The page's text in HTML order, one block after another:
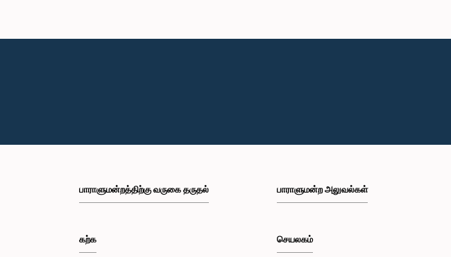
பாராளுமன்றத்திற்கு வருகை தருதல்
கற்க
பாராளுமன்ற அலுவல்கள்
செயலகம்